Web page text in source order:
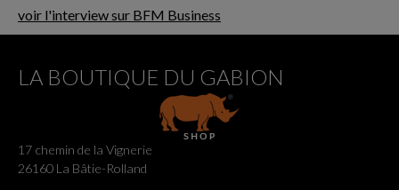
voir l'interview sur BFM Business
LA BOUTIQUE DU GABION
17 chemin de la Vignerie
26160 La Bâtie-Rolland